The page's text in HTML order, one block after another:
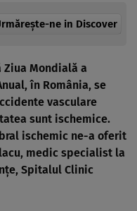
ne in Discover
Ziua Mondială a
în România, se
vasculare
sunt ischemice.
ischemic ne-a oferit
medic specialist la
Spitalul Clinic